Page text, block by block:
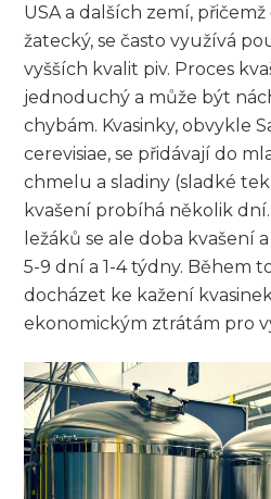
USA a dalších zemí,
žatecký, se často využívá
vyšších kvalit piv. Proces
jednoduchý a může být
chybám. Kvasinky, obvykle
cerevisiae, se přidávají do
chmelu a sladiny (sladké
kvašení probíhá několik
ležáků se ale doba kvašení
5-9 dní a 1-4 týdny. Během
docházet ke kažení
ekonomickým ztrátám pro